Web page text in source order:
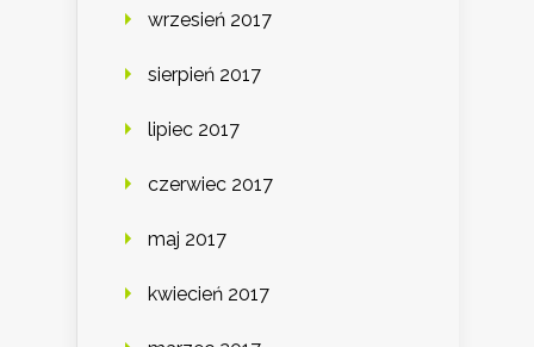
wrzesień 2017
sierpień 2017
lipiec 2017
czerwiec 2017
maj 2017
kwiecień 2017